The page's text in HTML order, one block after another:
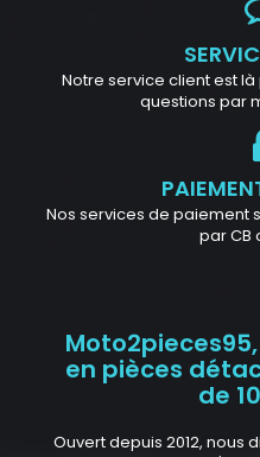
Notre service client est
questions par
Nos services de paiement
par CB
en pièces
de
Ouvert depuis 2012, nous